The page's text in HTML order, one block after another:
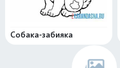
Собака-забияка